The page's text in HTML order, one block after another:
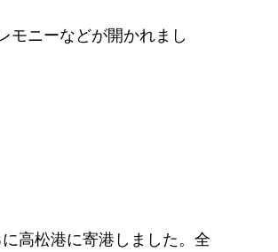
モニーなどが開かれまし
高松港に寄港しました。全